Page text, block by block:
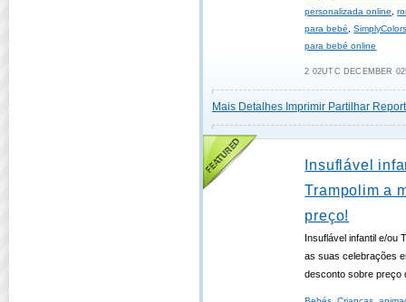
personalizada online
,
para bebé
,
para bebé online
2 02UTC DECEMBER
Mais Detalhes Imprimir Partilhar
Insuflável
Trampolim a
preço!
Insuflável infantil e/ou
as suas celebrações
desconto sobre preço